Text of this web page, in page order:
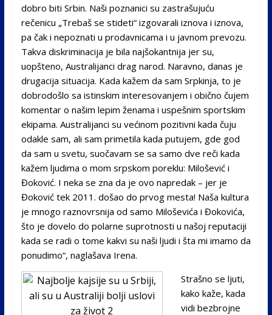
dobro biti Srbin. Naši poznanici su zastrašujuću
rečenicu „Trebaš se stideti“ izgovarali iznova i iznova,
pa čak i nepoznati u prodavnicama i u javnom prevozu.
Takva diskriminacija je bila najšokantnija jer su,
uopšteno, Australijanci drag narod. Naravno, danas je
drugacija situacija. Kada kažem da sam Srpkinja, to je
dobrodošlo sa istinskim interesovanjem i obično čujem
komentar o našim lepim ženama i uspešnim sportskim
ekipama. Australijanci su većinom pozitivni kada čuju
odakle sam, ali sam primetila kada putujem, gde god
da sam u svetu, suočavam se sa samo dve reči kada
kažem ljudima o mom srpskom poreklu: Milošević i
Đoković. I neka se zna da je ovo napredak – jer je
Đoković tek 2011. došao do prvog mesta! Naša kultura
je mnogo raznovrsnija od samo Miloševića i Đokovića,
što je dovelo do polarne suprotnosti u našoj reputaciji
kada se radi o tome kakvi su naši ljudi i šta mi imamo da
ponudimo“, naglašava Irena.
Strašno se ljuti,
kako kaže, kada
vidi bezbrojne